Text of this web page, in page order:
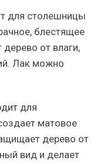
для столешницы
блестящее
от влаги,
Лак можно
для
матовое
дерево от
вид и делает